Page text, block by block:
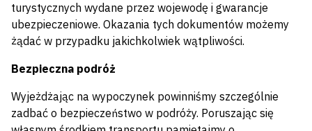
turystycznych wydane przez wojewodę i gwarancje
ubezpieczeniowe. Okazania tych dokumentów możemy
żądać w przypadku jakichkolwiek wątpliwości.
Bezpieczna podróż
Wyjeżdżając na wypoczynek powinniśmy szczególnie
zadbać o bezpieczeństwo w podróży. Poruszając się